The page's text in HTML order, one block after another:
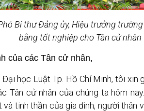
Bí thư Đảng ủy, Hiệu trưởng
bằng tốt nghiệp cho Tân cử nhân
của các Tân cử nhân,
học Luật Tp. Hồ Chí Minh, tôi xin
Tân cử nhân của chúng ta hôm
tinh thần của gia đình, người thân